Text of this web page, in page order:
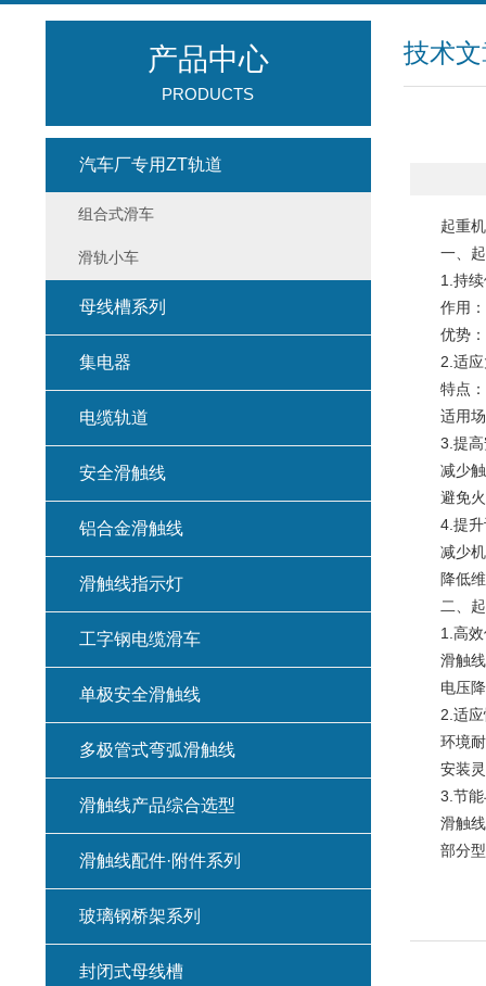
技术
起重机滑
一、
1.持续
作用：为
优势：相
2.适应
特点：起
适用场景
3.提高
减少触电
避免火灾
4.提升
减少机械
降低维
二、起
1.高效
滑触线可
电压降
2.适应
环境耐受
安装灵活
3.节能
滑触线
部分型
产品中心
PRODUCTS
汽车厂专用ZT轨道
组合式滑车
滑轨小车
母线槽系列
集电器
电缆轨道
安全滑触线
铝合金滑触线
滑触线指示灯
工字钢电缆滑车
单极安全滑触线
多极管式弯弧滑触线
滑触线产品综合选型
滑触线配件·附件系列
玻璃钢桥架系列
封闭式母线槽